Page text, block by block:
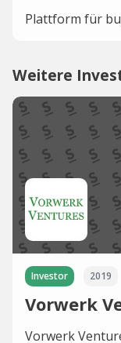
Plattform für
Weitere
Investor 2019
Vorwerk
Vorwerk